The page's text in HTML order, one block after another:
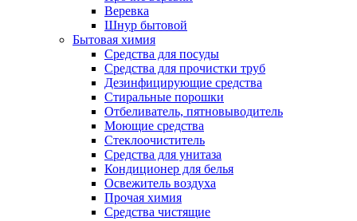
Веревка
Шнур бытовой
Бытовая химия
Средства для посуды
Средства для прочистки труб
Дезинфицирующие средства
Стиральные порошки
Отбеливатель, пятновыводитель
Моющие средства
Стеклоочиститель
Средства для унитаза
Кондиционер для белья
Освежитель воздуха
Прочая химия
Средства чистящие